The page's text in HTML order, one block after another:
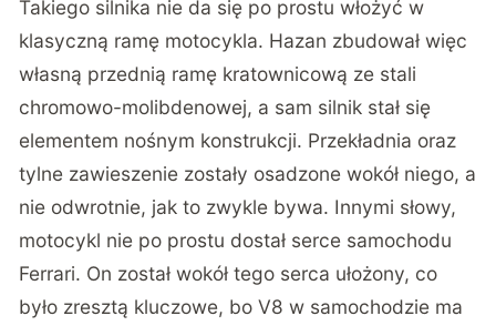
Takiego silnika nie da się po prostu włożyć w
klasyczną ramę motocykla. Hazan zbudował więc
własną przednią ramę kratownicową ze stali
chromowo-molibdenowej, a sam silnik stał się
elementem nośnym konstrukcji. Przekładnia oraz
tylne zawieszenie zostały osadzone wokół niego, a
nie odwrotnie, jak to zwykle bywa. Innymi słowy,
motocykl nie po prostu dostał serce samochodu
Ferrari. On został wokół tego serca ułożony, co
było zresztą kluczowe, bo V8 w samochodzie ma